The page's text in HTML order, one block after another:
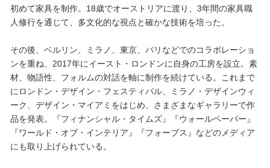
初めて家具を制作。18歳でオーストリアに渡り、3年間の家具職
人修行を通じて、多文化的な視点と確かな技術を培った。
その後、ベルリン、ミラノ、東京、パリなどでのコラボレーショ
ンを重ね、2017年にイースト・ロンドンに自身の工房を設立。素
材、物語性、フォルムの対話を軸に制作を続けている。これまで
にロンドン・デザイン・フェスティバル、ミラノ・デザインウィ
ーク、デザイン・マイアミをはじめ、さまざまなギャラリーで作
品を発表。『フィナンシャル・タイムズ』『ウォールペーパー』
『ワールド・オブ・インテリア』『フォーブス』などのメディア
にも取り上げられている。